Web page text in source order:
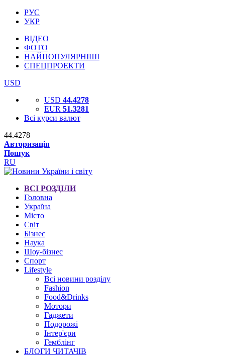
РУС
УКР
ВІДЕО
ФОТО
НАЙПОПУЛЯРНІШІ
СПЕЦПРОЕКТИ
USD
USD 44.4278
EUR 51.3281
Всі курси валют
44.4278
Авторизація
Пошук
RU
ВСІ РОЗДІЛИ
Головна
Україна
Місто
Світ
Бізнес
Наука
Шоу-бізнес
Спорт
Lifestyle
Всі новини розділу
Fashion
Food&Drinks
Мотори
Гаджети
Подорожі
Інтер'єри
Гемблінг
БЛОГИ ЧИТАЧІВ